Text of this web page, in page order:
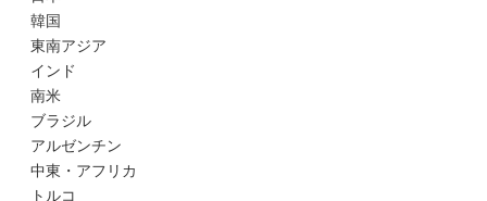
韓国
東南アジア
インド
南米
ブラジル
アルゼンチン
中東・アフリカ
トルコ